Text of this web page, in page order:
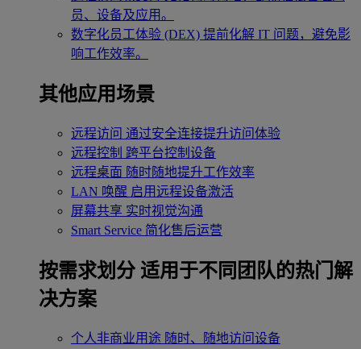
员、设备及应用。
数字化员工体验 (DEX) 提前化解 IT 问题，避免影
响工作效率。
其他应用场景
远程访问 通过安全连接提升访问体验
远程控制 跨平台控制设备
远程桌面 随时随地提升工作效率
LAN 唤醒 启用远程设备激活
屏幕共享 实时视觉沟通
Smart Service 简化售后运营
按需求划分 适用于不同团队的热门解
决方案
个人非商业用途 随时、随地访问设备